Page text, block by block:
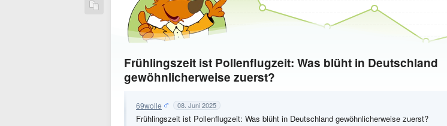
Frühlingszeit ist Pollenflugzeit: Was blüht in Deutschland
gewöhnlicherweise zuerst?
69wolle 08. Juni 2025
Frühlingszeit ist Pollenflugzeit: Was blüht in Deutschland gewöhnlicherweise zuerst?